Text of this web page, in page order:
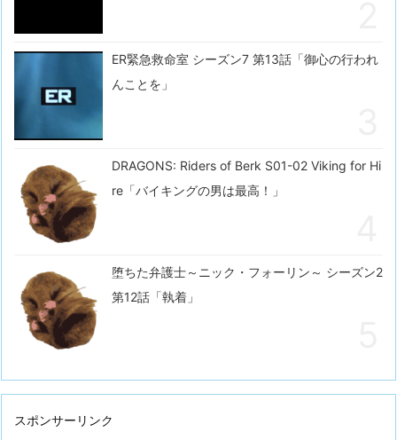
ER緊急救命室 シーズン7 第13話「御心の行われ
んことを」
DRAGONS: Riders of Berk S01-02 Viking for Hi
re「バイキングの男は最高！」
堕ちた弁護士～ニック・フォーリン～ シーズン2
第12話「執着」
スポンサーリンク